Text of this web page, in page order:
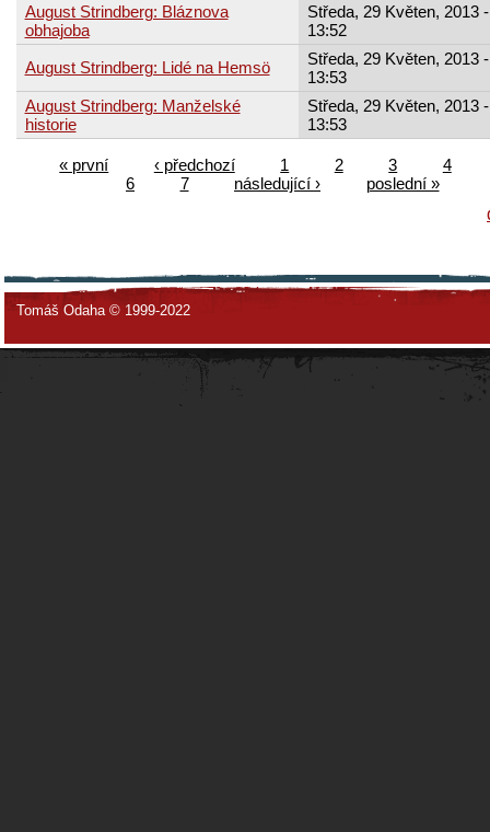
August Strindberg: Bláznova
obhajoba
Středa, 29 Květen, 2013 -
13:52
August Strindberg: Lidé na Hemsö
Středa, 29 Květen, 2013 -
13:53
August Strindberg: Manželské
historie
Středa, 29 Květen, 2013 -
13:53
« první ‹ předchozí 1 2 3
4
6
7 následující ›
poslední »
Tomáš Odaha © 1999-2022